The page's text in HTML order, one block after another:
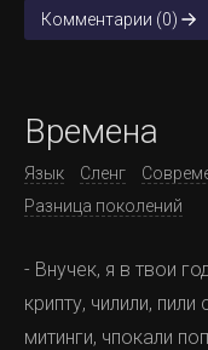
Комментарии (0)
Времена
Язык Сленг
Разница поколений
- Внучек, я в твои
крипту, чилили,
митинги, чпокали